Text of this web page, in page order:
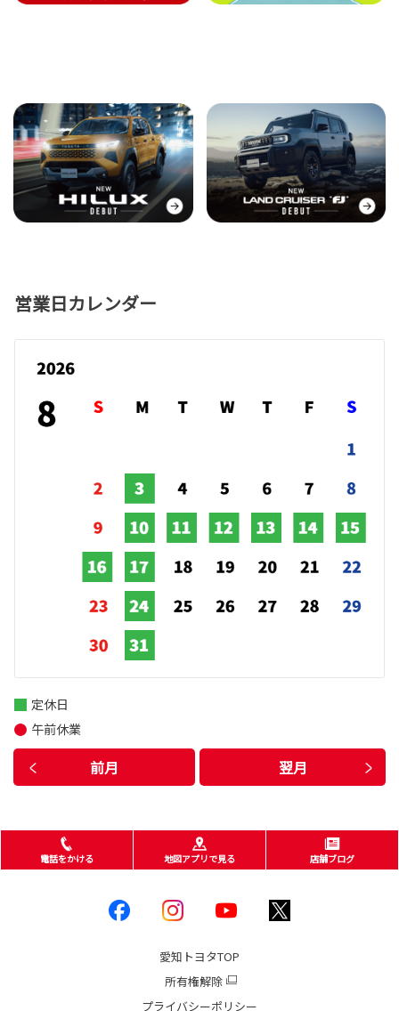
営業日カレンダー
前月 翌月
定休日
午前休業
電話をかける 地図アプリで見る 店舗ブログ
愛知トヨタTOP
所有権解除
プライバシーポリシー